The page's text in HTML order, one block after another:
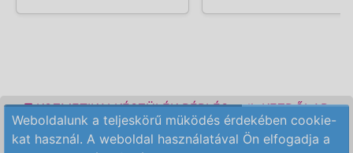
KOZMETIKAI KÉSZÜLÉK BÉRLÉS
KEZDŐLAP
ELÉRHETŐSÉG
RENDELÉSI FELTÉTELEK
Weboldalunk a teljeskörű müködés érdekében cookie-
kat használ. A weboldal használatával Ön elfogadja a